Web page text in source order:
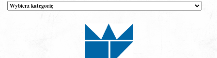
Kategorie
wpisów